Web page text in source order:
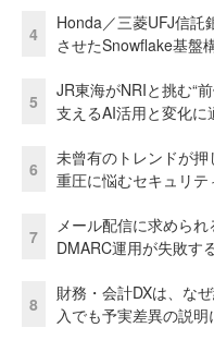
4
Honda／三菱UFJ信託
させたSnowflake基盤
5
JR東海がNRIと挑む“
支えるAI活用と変化
6
未曾有のトレンドが
重圧に悩むセキュリ
7
メール配信に求めら
DMARC運用が失敗す
8
財務・会計DXは、な
入でも予実差異の説